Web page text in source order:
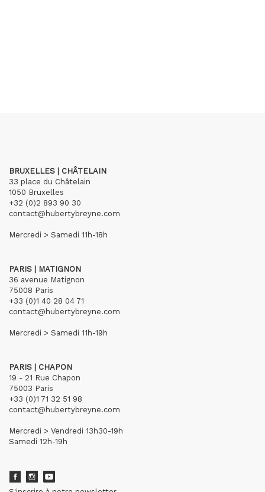
BRUXELLES | CHÂTELAIN
33 place du Châtelain
1050 Bruxelles
+32 (0)2 893 90 30
contact@hubertybreyne.com
Mercredi > Samedi 11h-18h
PARIS | MATIGNON
36 avenue Matignon
75008 Paris
+33 (0)1 40 28 04 71
contact@hubertybreyne.com
Mercredi > Samedi 11h-19h
PARIS | CHAPON
19 - 21 Rue Chapon
75003 Paris
+33 (0)1 71 32 51 98
contact@hubertybreyne.com
Mercredi > Vendredi 13h30-19h
Samedi 12h-19h